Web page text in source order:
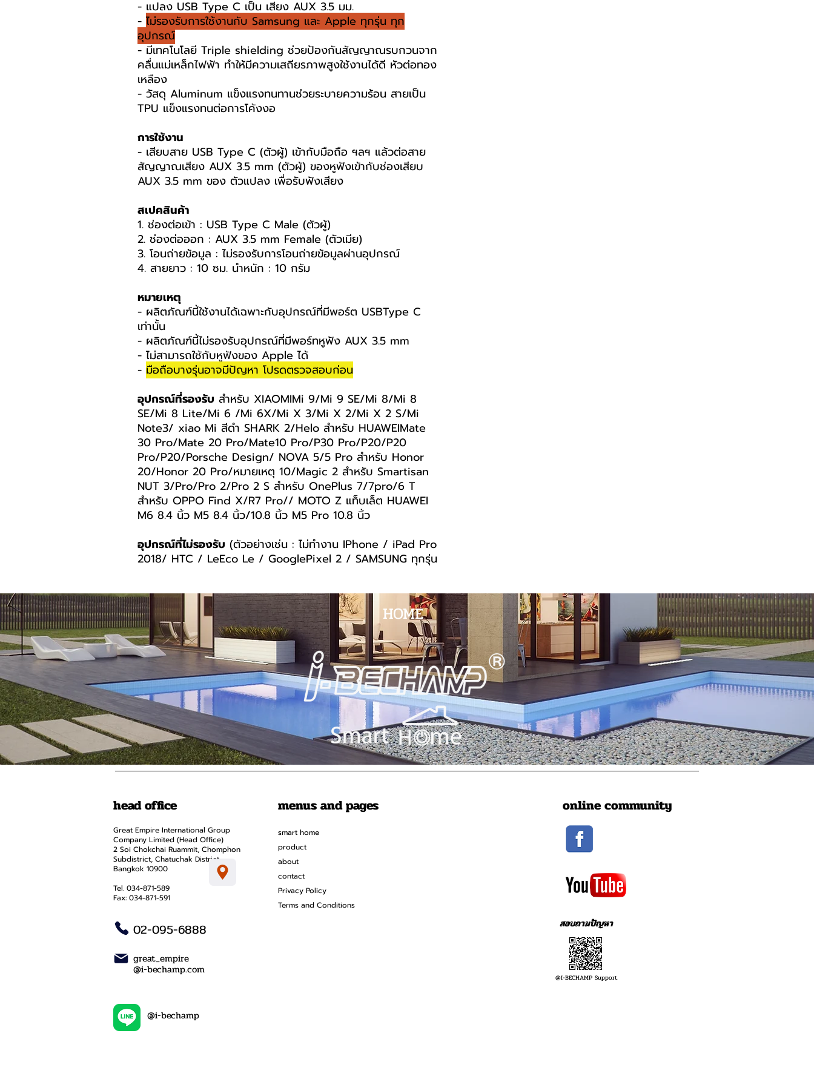
- แปลง USB Type C เป็น เสียง AUX 3.5 มม.
- ไม่รองรับการใช้งานกับ Samsung และ Apple ทุกรุ่น ทุก
อุปกรณ์
- มีเทคโนโลยี Triple shielding ช่วยป้องกันสัญญาณรบกวนจาก
คลื่นแม่เหล็กไฟฟ้า ทำให้มีความเสถียรภาพสูงใช้งานได้ดี หัวต่อทอง
เหลือง
- วัสดุ Aluminum แข็งแรงทนทานช่วยระบายความร้อน สายเป็น
TPU แข็งแรงทนต่อการโค้งงอ
การใช้งาน
- เสียบสาย USB Type C (ตัวผู้) เข้ากับมือถือ ฯลฯ แล้วต่อสาย
สัญญาณเสียง AUX 3.5 mm (ตัวผู้) ของหูฟังเข้ากับช่องเสียบ
AUX 3.5 mm ของ ตัวแปลง เพื่อรับฟังเสียง
สเปคสินค้า
1. ช่องต่อเข้า : USB Type C Male (ตัวผู้)
2. ช่องต่อออก : AUX 3.5 mm Female (ตัวเมีย)
3. โอนถ่ายข้อมูล : ไม่รองรับการโอนถ่ายข้อมูลผ่านอุปกรณ์
4. สายยาว : 10 ซม. นำหนัก : 10 กรัม
หมายเหตุ
- ผลิตภัณฑ์นี้ใช้งานได้เฉพาะกับอุปกรณ์ที่มีพอร์ต USBType C
เท่านั้น
- ผลิตภัณฑ์นี้ไม่รองรับอุปกรณ์ที่มีพอร์ทหูฟัง AUX 3.5 mm
- ไม่สามารถใช้กับหูฟังของ Apple ได้
- มือถือบางรุ่นอาจมีปัญหา โปรดตรวจสอบก่อน
อุปกรณ์ที่รองรับ สำหรับ XIAOMIMi 9/Mi 9 SE/Mi 8/Mi 8
SE/Mi 8 Lite/Mi 6 /Mi 6X/Mi X 3/Mi X 2/Mi X 2 S/Mi
Note3/ xiao Mi สีดำ SHARK 2/Helo สำหรับ HUAWEIMate
30 Pro/Mate 20 Pro/Mate10 Pro/P30 Pro/P20/P20
Pro/P20/Porsche Design/ NOVA 5/5 Pro สำหรับ Honor
20/Honor 20 Pro/หมายเหตุ 10/Magic 2 สำหรับ Smartisan
NUT 3/Pro/Pro 2/Pro 2 S สำหรับ OnePlus 7/7pro/6 T
สำหรับ OPPO Find X/R7 Pro// MOTO Z แท็บเล็ต HUAWEI
M6 8.4 นิ้ว M5 8.4 นิ้ว/10.8 นิ้ว M5 Pro 10.8 นิ้ว
อุปกรณ์ที่ไม่รองรับ (ตัวอย่างเช่น : ไม่ทำงาน IPhone / iPad Pro
2018/ HTC / LeEco Le / GooglePixel 2 / SAMSUNG ทุกรุ่น
HOME
head office
Great Empire International Group
Company Limited (Head Office)
2 Soi Chokchai Ruammit, Chomphon
Subdistrict, Chatuchak District
Bangkok 10900
Tel. 034-871-589
Fax: 034-871-591
02-095-6888
great_empire
@i-bechamp.com
@i-bechamp
menus and pages
smart home
product
about
contact
Privacy Policy
Terms and Conditions
online community
สอบถามปัญหา
@I-BECHAMP Support